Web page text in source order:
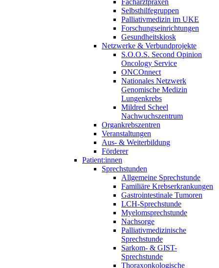
Facharztpraxen
Selbsthilfegruppen
Palliativmedizin im UKE
Forschungseinrichtungen
Gesundheitskiosk
Netzwerke & Verbundprojekte
S.O.O.S. Second Opinion
Oncology Service
ONCOnnect
Nationales Netzwerk
Genomische Medizin
Lungenkrebs
Mildred Scheel
Nachwuchszentrum
Organkrebszentren
Veranstaltungen
Aus- & Weiterbildung
Förderer
Patient:innen
Sprechstunden
Allgemeine Sprechstunde
Familiäre Krebserkrankungen
Gastrointestinale Tumoren
LCH-Sprechstunde
Myelomsprechstunde
Nachsorge
Palliativmedizinische
Sprechstunde
Sarkom- & GIST-
Sprechstunde
Thoraxonkologische